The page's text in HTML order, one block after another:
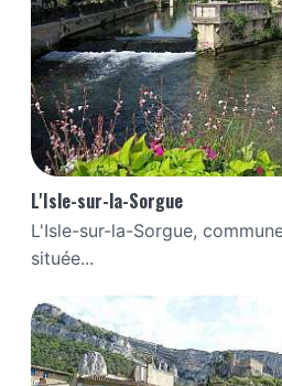
L'Isle-sur-la-Sorgue
L'Isle-sur-la-Sorgue,
située...